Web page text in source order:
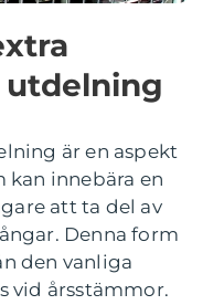
utdelning
är en aspekt
kan innebära en
att ta del av
Denna form
den vanliga
vid årsstämmor.